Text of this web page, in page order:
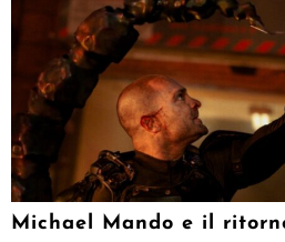
Michael Mando e il